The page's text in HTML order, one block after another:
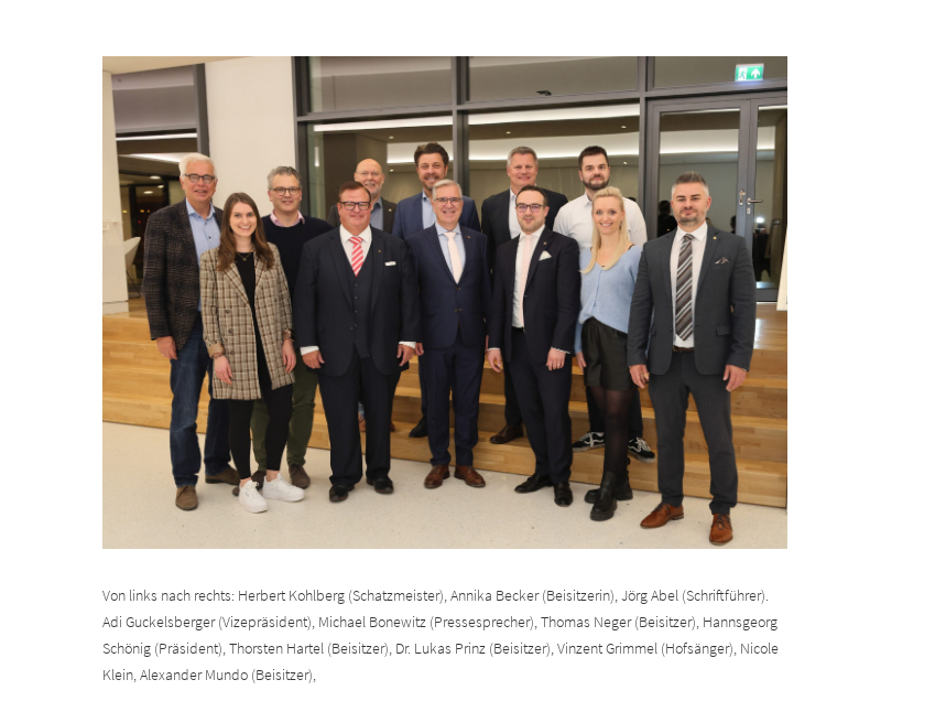
Von links nach rechts: Herbert Kohlberg (Schatzmeister), Annika Becker (Beisitzerin), Jörg Abel (Schriftführer).
Adi Guckelsberger (Vizepräsident), Michael Bonewitz (Pressesprecher), Thomas Neger (Beisitzer), Hannsgeorg
Schönig (Präsident), Thorsten Hartel (Beisitzer), Dr. Lukas Prinz (Beisitzer), Vinzent Grimmel (Hofsänger), Nicole
Klein, Alexander Mundo (Beisitzer),